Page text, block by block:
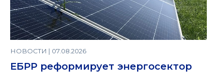
НОВОСТИ | 07.08.2026
ЕБРР реформирует энергосектор